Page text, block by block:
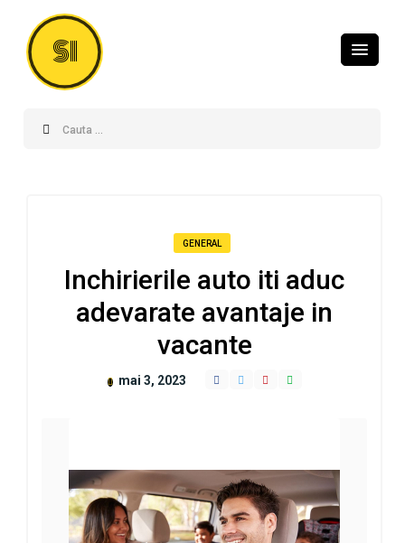
SI
GENERAL
Inchirierile auto iti aduc
adevarate avantaje in
vacante
mai 3, 2023